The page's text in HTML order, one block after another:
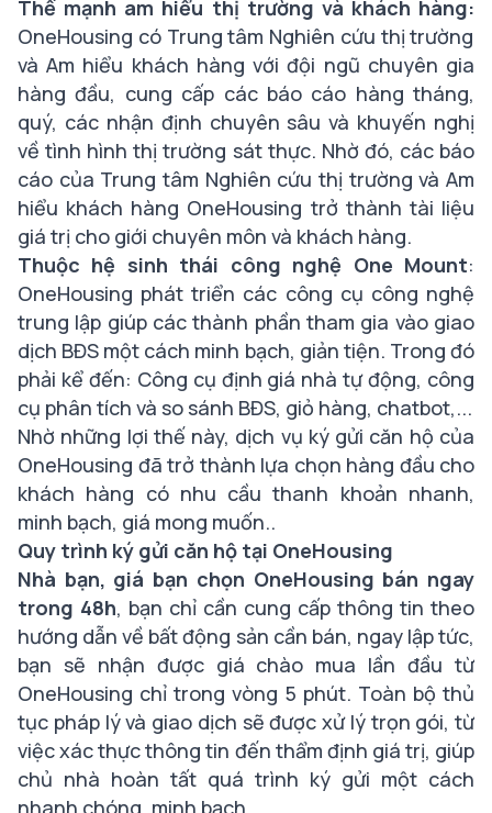
Thế mạnh am hiểu thị trường và khách hàng:
OneHousing có Trung tâm Nghiên cứu thị trường
và Am hiểu khách hàng với đội ngũ chuyên gia
hàng đầu, cung cấp các báo cáo hàng tháng,
quý, các nhận định chuyên sâu và khuyến nghị
về tình hình thị trường sát thực. Nhờ đó, các báo
cáo của Trung tâm Nghiên cứu thị trường và Am
hiểu khách hàng OneHousing trở thành tài liệu
giá trị cho giới chuyên môn và khách hàng.
Thuộc hệ sinh thái công nghệ One Mount:
OneHousing phát triển các công cụ công nghệ
trung lập giúp các thành phần tham gia vào giao
dịch BĐS một cách minh bạch, giản tiện. Trong đó
phải kể đến: Công cụ định giá nhà tự động, công
cụ phân tích và so sánh BĐS, giỏ hàng, chatbot,...
Nhờ những lợi thế này, dịch vụ ký gửi căn hộ của
OneHousing đã trở thành lựa chọn hàng đầu cho
khách hàng có nhu cầu thanh khoản nhanh,
minh bạch, giá mong muốn..
Quy trình ký gửi căn hộ tại OneHousing
Nhà bạn, giá bạn chọn OneHousing bán ngay
trong 48h, bạn chỉ cần cung cấp thông tin theo
hướng dẫn về bất động sản cần bán, ngay lập tức,
bạn sẽ nhận được giá chào mua lần đầu từ
OneHousing chỉ trong vòng 5 phút. Toàn bộ thủ
tục pháp lý và giao dịch sẽ được xử lý trọn gói, từ
việc xác thực thông tin đến thẩm định giá trị, giúp
chủ nhà hoàn tất quá trình ký gửi một cách
nhanh chóng, minh bạch.